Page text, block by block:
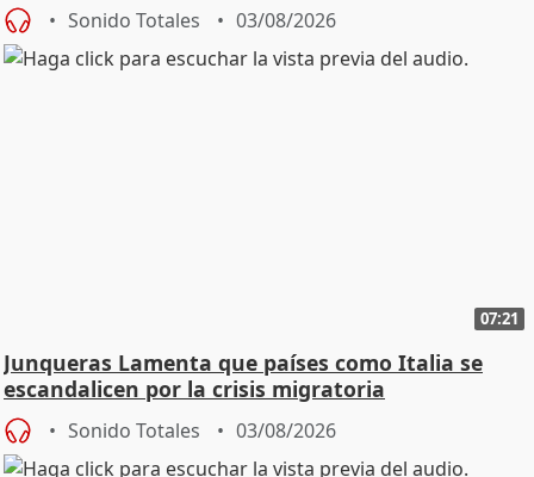
Sonido Totales 03/08/2026
07:21
Junqueras Lamenta que países como Italia se
escandalicen por la crisis migratoria
Sonido Totales 03/08/2026